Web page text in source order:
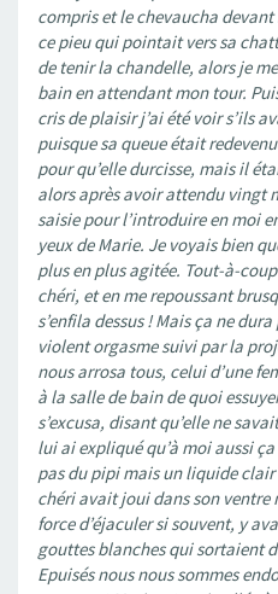
compris et le chevaucha
ce pieu qui pointait vers sa
de tenir la chandelle, alors je
bain en attendant mon tour.
cris de plaisir j’ai été voir s’ils
puisque sa queue était
pour qu’elle durcisse, mais il
alors après avoir attendu vingt
saisie pour l’introduire en moi
yeux de Marie. Je voyais bien
plus en plus agitée. Tout-à-
chéri, et en me repoussant
s’enfila dessus ! Mais ça ne
violent orgasme suivi par la
nous arrosa tous, celui d’une
à la salle de bain de quoi
s’excusa, disant qu’elle ne
lui ai expliqué qu’à moi aussi
pas du pipi mais un liquide
chéri avait joui dans son ventre
force d’éjaculer si souvent, y
gouttes blanches qui sortaient
Epuisés nous nous sommes